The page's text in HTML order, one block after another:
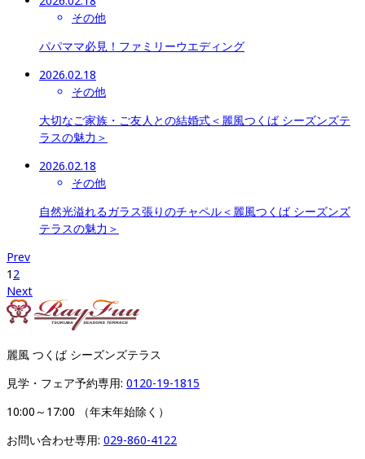
その他
パパママ必見！ファミリーウエディング
2026.02.18
その他
大切なご家族・ご友人との結婚式＜麗風つくば シーズンズテ
ラスの魅力＞
2026.02.18
その他
自然光溢れるガラス張りのチャペル＜麗風つくば シーズンズ
テラスの魅力＞
Prev
1 2
Next
麗風 つくば シーズンズテラス
見学・フェア予約専用: 0120-19-1815
10:00～17:00 （年末年始除く）
お問い合わせ専用: 029-860-4122